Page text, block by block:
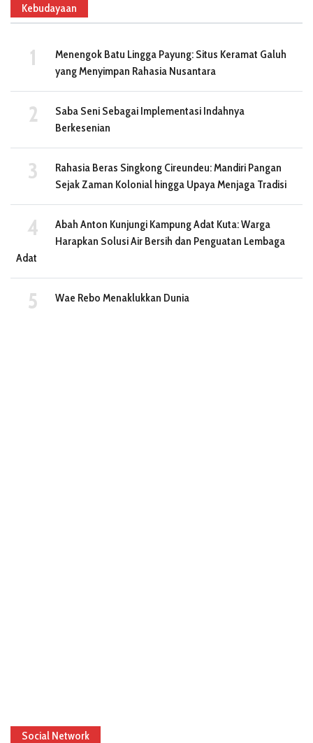
Kebudayaan
Menengok Batu Lingga Payung: Situs Keramat Galuh
yang Menyimpan Rahasia Nusantara
Saba Seni Sebagai Implementasi Indahnya
Berkesenian
Rahasia Beras Singkong Cireundeu: Mandiri Pangan
Sejak Zaman Kolonial hingga Upaya Menjaga Tradisi
Abah Anton Kunjungi Kampung Adat Kuta: Warga
Harapkan Solusi Air Bersih dan Penguatan Lembaga
Adat
Wae Rebo Menaklukkan Dunia
Social Network